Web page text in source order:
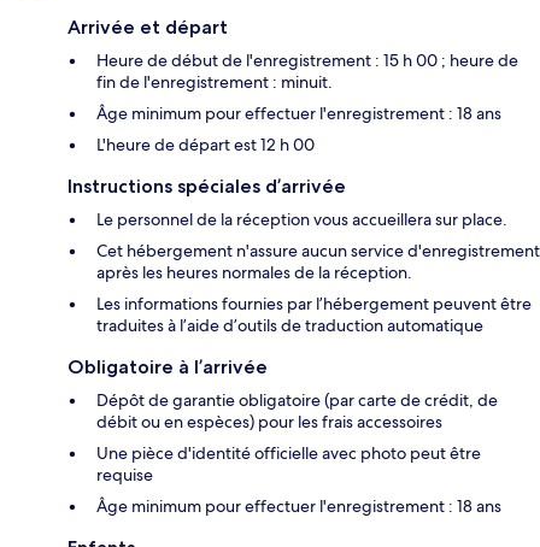
Arrivée et départ
Heure de début de l'enregistrement : 15 h 00 ; heure de
fin de l'enregistrement : minuit.
Âge minimum pour effectuer l'enregistrement : 18 ans
L'heure de départ est 12 h 00
Instructions spéciales d’arrivée
Le personnel de la réception vous accueillera sur place.
Cet hébergement n'assure aucun service d'enregistrement
après les heures normales de la réception.
Les informations fournies par l’hébergement peuvent être
traduites à l’aide d’outils de traduction automatique
Obligatoire à l’arrivée
Dépôt de garantie obligatoire (par carte de crédit, de
débit ou en espèces) pour les frais accessoires
Une pièce d'identité officielle avec photo peut être
requise
Âge minimum pour effectuer l'enregistrement : 18 ans